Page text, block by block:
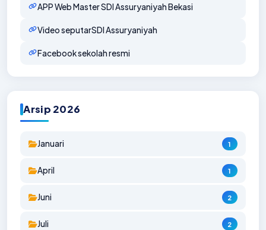
APP Web Master SDI Assuryaniyah Bekasi
Video seputarSDI Assuryaniyah
Facebook sekolah resmi
Arsip 2026
Januari 1
April 1
Juni 2
Juli 2